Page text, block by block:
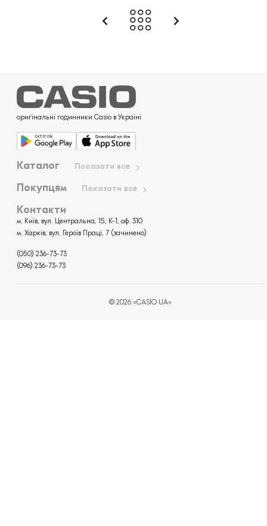
оригінальні годинники Casio в Україні
Каталог Показати все
Покупцям Показати все
Контакти
м. Київ, вул. Центральна, 15, К-1, оф. 310
м. Харків, вул. Героїв Праці, 7 (зачинено)
(050) 236-73-73
(096) 236-73-73
© 2026 «CASIO UA»